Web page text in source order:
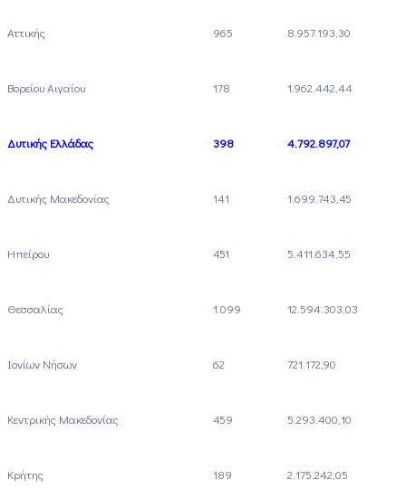
Αττικής 965 8.957.193,30
Βορείου Αιγαίου 178 1.962.442,44
Δυτικής Ελλάδας 398 4.792.897,07
Δυτικής Μακεδονίας 141 1.699.743,45
Ηπείρου 451 5.411.634,55
Θεσσαλίας 1.099 12.594.303,03
Ιονίων Νήσων 62 721.172,90
Κεντρικής Μακεδονίας 459 5.293.400,10
Κρήτης 189 2.175.242,05